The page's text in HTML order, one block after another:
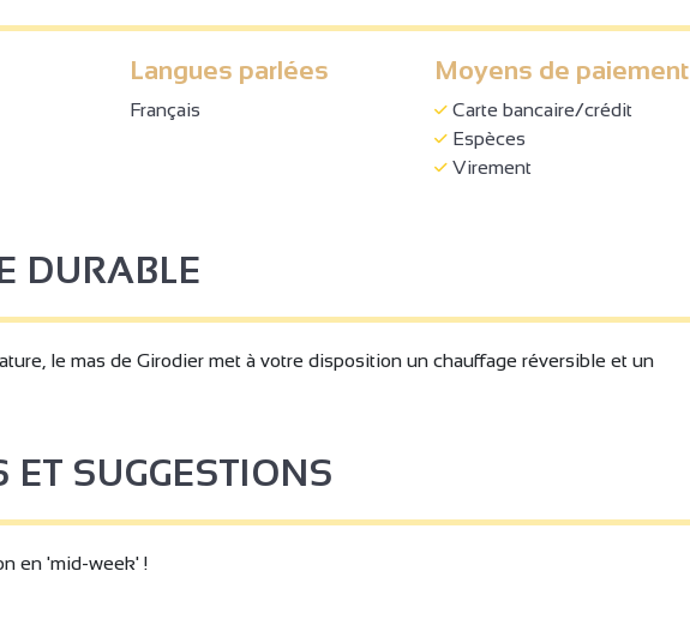
Langues parlées
Français
Moyens de paiement
Carte bancaire/crédit
Espèces
Virement
DURABLE
le mas de Girodier met à votre disposition un chauffage réversible et un
ET SUGGESTIONS
en 'mid-week' !